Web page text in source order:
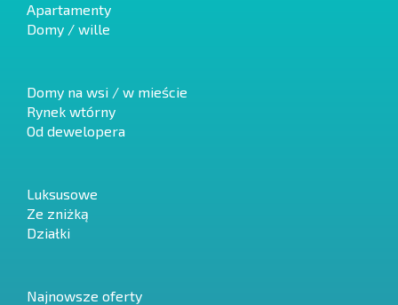
Apartamenty
Domy / wille
Domy na wsi / w mieście
Rynek wtórny
Od dewelopera
Luksusowe
Ze zniżką
Działki
Najnowsze oferty